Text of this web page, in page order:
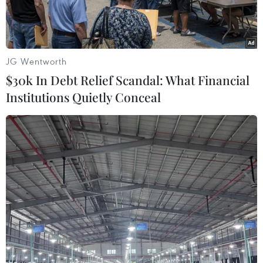
Phiên họp của Đại hội đồng Afripol. (Ảnh: APS)
Ngày 3/10, kỳ họp thứ 3 Đại hội đồng của Cơ chế
hợp tác cảnh sát Liên minh châu Phi (Afripol)
đã kết thúc tại thủ đô Algiers của Algeria.
Phát biểu họp báo, uỷ viên phụ trách Hoà bình
JG Wentworth
$30k In Debt Relief Scandal: What Financial
Institutions Quietly Conceal